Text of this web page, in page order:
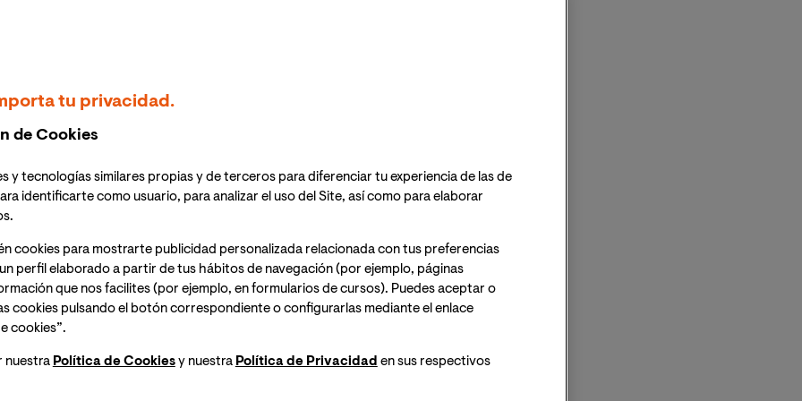
mujeres que desafiaron su tiempo.
inolvidables y grandes dilemas morales?
10:00h (hora Colombia)
y debatirLa Toffana
de Novela 2025.
evento un enlace para acceder a la sesión.
en leyenda.
figura tan controvertida como fascinante: para
para otros, una mujer que se enfrentó a las
tu privacidad.
de Cookies
y tecnologías similares propias y de terceros para diferenciar tu experiencia de las de
identificarte como usuario, para analizar el uso del Site, así como para elaborar
cookies para mostrarte publicidad personalizada relacionada con tus preferencias
perfil elaborado a partir de tus hábitos de navegación (por ejemplo, páginas
que nos facilites (por ejemplo, en formularios de cursos). Puedes aceptar o
cookies pulsando el botón correspondiente o configurarlas mediante el enlace
cookies”.
nuestra Política de Cookiesy nuestra Política de Privacidad en sus respectivos